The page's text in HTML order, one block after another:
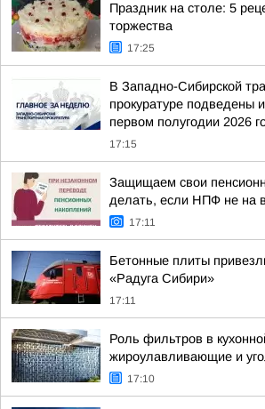
Праздник на столе: 5
торжества
17:25
В Западно-Сибирской
прокуратуре подведены
первом полугодии 2026
17:15
Защищаем свои
делать, если НПФ не на
17:11
Бетонные плиты
«Радуга Сибири»
17:11
Роль фильтров в
жироулавливающие и
17:10